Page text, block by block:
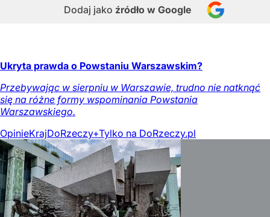
Dodaj jako źródło w Google
Ukryta prawda o Powstaniu Warszawskim?
Przebywając w sierpniu w Warszawie, trudno nie natknąć
się na różne formy wspominania Powstania
Warszawskiego.
OpinieKrajDoRzeczy+Tylko na DoRzeczy.pl